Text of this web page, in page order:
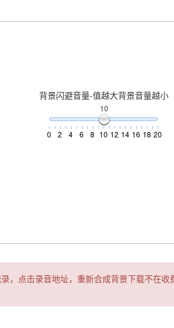
背景闪避音量-值越大背景音量越小
10
0 2 4 6 8 10 12 14 16 18 20
，点击录音地址，重新合成背景下载不在收